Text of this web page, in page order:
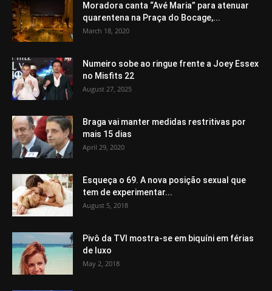
Moradora canta “Avé Maria” para atenuar
quarentena na Praça do Bocage,...
March 18, 2020
Numeiro sobe ao ringue frente a Joey Essex
no Misfits 22
August 27, 2025
Braga vai manter medidas restritivas por
mais 15 dias
April 29, 2020
Esqueça o 69. A nova posição sexual que
tem de experimentar...
August 5, 2018
Pivô da TVI mostra-se em biquíni em férias
de luxo
May 2, 2018